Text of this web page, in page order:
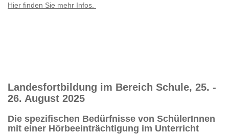
Hier finden Sie mehr Infos.
Landesfortbildung im Bereich Schule, 25. -
26. August 2025
Die spezifischen Bedürfnisse von SchülerInnen
mit einer Hörbeeinträchtigung im Unterricht